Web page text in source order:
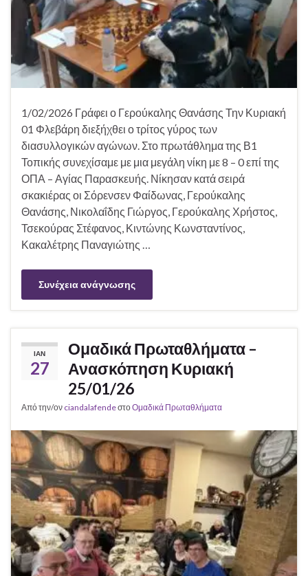
1/02/2026 Γράφει ο Γερούκαλης Θανάσης Την Κυριακή
01 Φλεβάρη διεξήχθει ο τρίτος γύρος των
διασυλλογικών αγώνων. Στο πρωτάθλημα της Β1
Τοπικής συνεχίσαμε με μια μεγάλη νίκη με 8 – 0 επί της
ΟΠΑ – Αγίας Παρασκευής. Νίκησαν κατά σειρά
σκακιέρας οι Σόρενσεν Φαίδωνας, Γερούκαλης
Θανάσης, Νικολαΐδης Γιώργος, Γερούκαλης Χρήστος,
Τσεκούρας Στέφανος, Κιντώνης Κωνσταντίνος,
Κακαλέτρης Παναγιώτης …
Συνέχεια ανάγνωσης
ΙΑΝ
27
Ομαδικά Πρωταθλήματα –
Ανασκόπηση Κυριακή
25/01/26
Από την/ον ciandalafendeστοΟμαδικά Πρωταθλήματα